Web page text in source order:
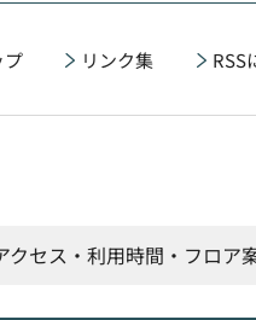
プ リンク集 RSS
クセス・利用時間・フロア